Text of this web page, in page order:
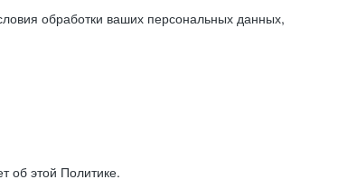
обработки ваших персональных данных,
об этой Политике.